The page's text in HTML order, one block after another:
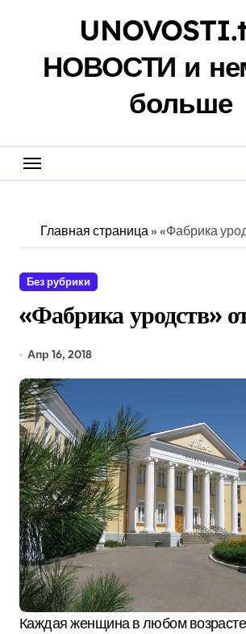
НОВОСТИ и
больше
Главная страница» «Фабрика
Без рубрики
«Фабрика уродств»
Апр 16, 2018
Каждая женщина в любом возрасте желает